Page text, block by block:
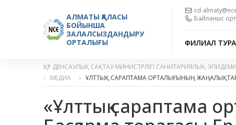
АЛМАТЫ ҚАЛАСЫ
БОЙЫНША
ЗАЛАЛСЫЗДАНДЫРУ
ОРТАЛЫҒЫ
cd-
Байланыс
ФИЛИАЛ
ҚР ДЕНСАУЛЫҚ САҚТАУ МИНИСТРЛІГІ САНИТАРИЯЛЫҚ-
МЕДИА
ҰЛТТЫҚ САРАПТАМА ОРТАЛЫҒЫНЫҢ
«Ұлттық сараптама